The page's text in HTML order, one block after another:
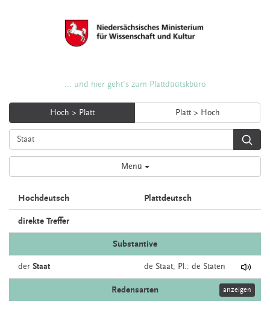
... und hier geht's zum Plattdüütskbüro
Hoch > Platt Platt > Hoch
Menü
Hochdeutsch Plattdeutsch
direkte Treffer
Substantive
der Staat de Staat, Pl.: de Staten
Redensarten anzeigen